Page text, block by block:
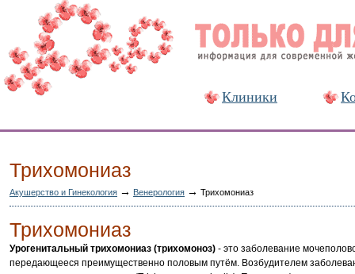
Клиники
Трихомониаз
Акушерство и Гинекология → Венерология → Трихомониаз
Трихомониаз
Урогенитальный трихомониаз (трихомоноз) - это заболевание
передающееся преимущественно половым путём. Возбудителем